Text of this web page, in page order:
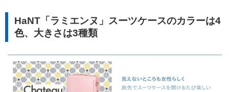
HaNT「ラミエンヌ」スーツケースのカラーは4
色、大きさは3種類